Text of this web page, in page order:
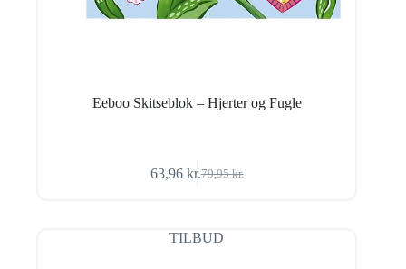
Eeboo Skitseblok – Hjerter og Fugle
79,95kr.
Den
var:
79,95 kr..
63,96 kr.Den
er:
63,96 kr..
TILBUD